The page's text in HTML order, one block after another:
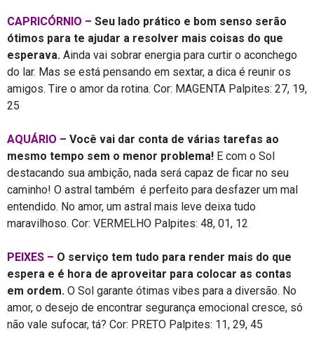
CAPRICÓRNIO – Seu lado prático e bom senso serão
ótimos para te ajudar a resolver mais coisas do que
esperava. Ainda vai sobrar energia para curtir o aconchego
do lar. Mas se está pensando em sextar, a dica é reunir os
amigos. Tire o amor da rotina. Cor: MAGENTA Palpites: 27, 19,
25
AQUÁRIO – Você vai dar conta de várias tarefas ao
mesmo tempo sem o menor problema! E com o Sol
destacando sua ambição, nada será capaz de ficar no seu
caminho! O astral também é perfeito para desfazer um mal
entendido. No amor, um astral mais leve deixa tudo
maravilhoso. Cor: VERMELHO Palpites: 48, 01, 12
PEIXES – O serviço tem tudo para render mais do que
espera e é hora de aproveitar para colocar as contas
em ordem. O Sol garante ótimas vibes para a diversão. No
amor, o desejo de encontrar segurança emocional cresce, só
não vale sufocar, tá? Cor: PRETO Palpites: 11, 29, 45